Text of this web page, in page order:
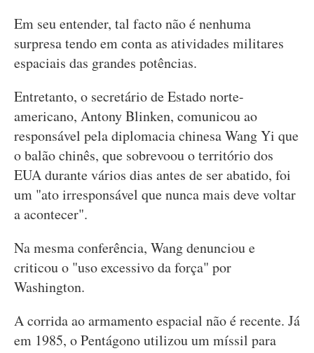
Em seu entender, tal facto não é nenhuma
surpresa tendo em conta as atividades militares
espaciais das grandes potências.
Entretanto, o secretário de Estado norte-
americano, Antony Blinken, comunicou ao
responsável pela diplomacia chinesa Wang Yi que
o balão chinês, que sobrevoou o território dos
EUA durante vários dias antes de ser abatido, foi
um "ato irresponsável que nunca mais deve voltar
a acontecer".
Na mesma conferência, Wang denunciou e
criticou o "uso excessivo da força" por
Washington.
A corrida ao armamento espacial não é recente. Já
em 1985, o Pentágono utilizou um míssil para